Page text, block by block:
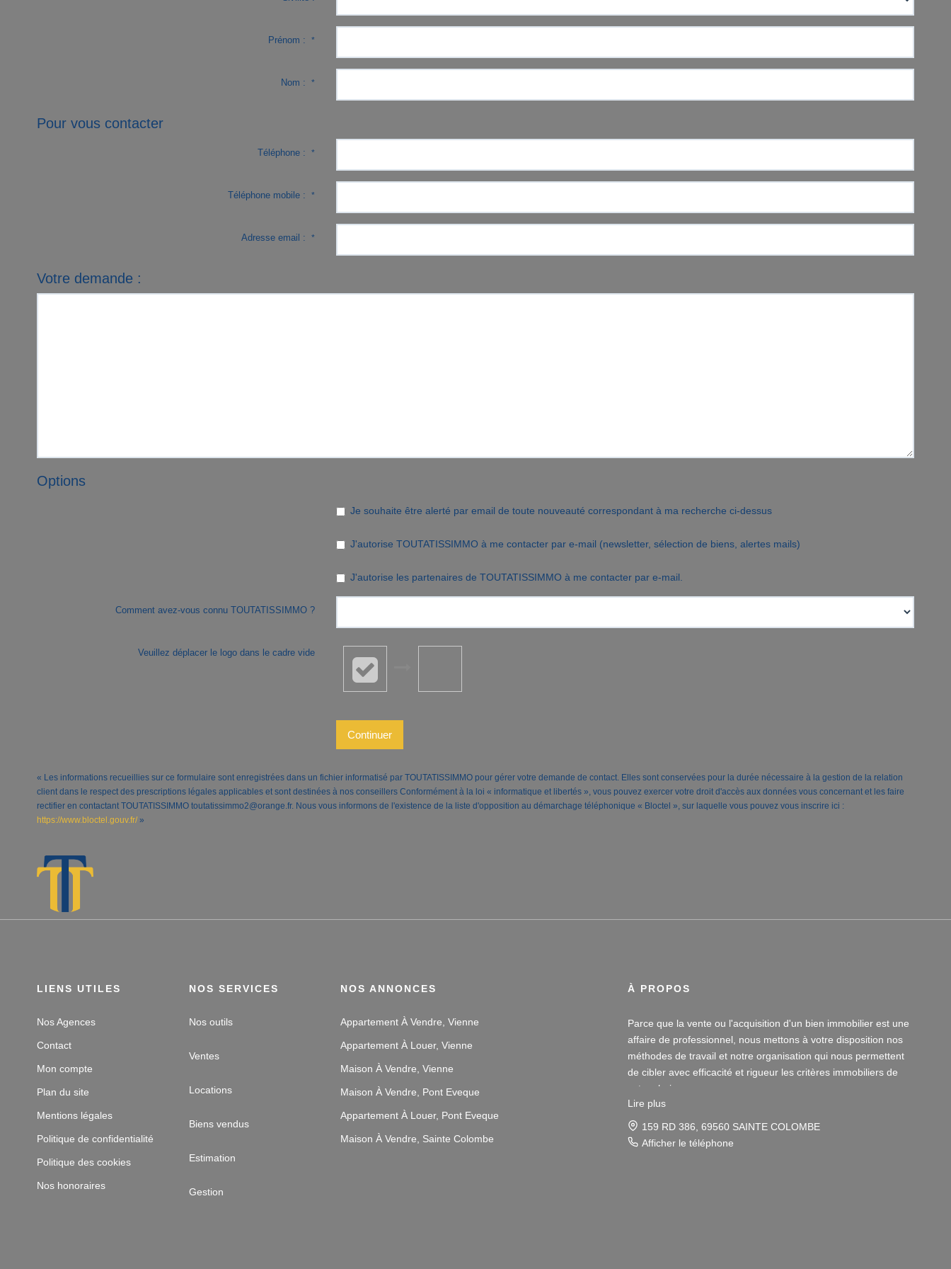
Prénom :*
Nom :*
Pour vous contacter
Téléphone :*
Téléphone mobile :*
Adresse email :*
Votre demande :
Options
Je souhaite être alerté par email de toute nouveauté correspondant à ma recherche ci-dessus
J'autorise TOUTATISSIMMO à me contacter par e-mail (newsletter, sélection de biens, alertes mails)
J'autorise les partenaires de TOUTATISSIMMO à me contacter par e-mail.
Comment avez-vous connu TOUTATISSIMMO ?
Veuillez déplacer le logo dans le cadre vide
Continuer
« Les informations recueillies sur ce formulaire sont enregistrées dans un fichier informatisé par TOUTATISSIMMO pour gérer votre demande de contact. Elles sont conservées pour la durée nécessaire à la gestion de la relation
client dans le respect des prescriptions légales applicables et sont destinées à nos conseillers Conformément à la loi « informatique et libertés », vous pouvez exercer votre droit d'accès aux données vous concernant et les faire
rectifier en contactant TOUTATISSIMMO toutatissimmo2@orange.fr. Nous vous informons de l'existence de la liste d'opposition au démarchage téléphonique « Bloctel », sur laquelle vous pouvez vous inscrire ici :
https://www.bloctel.gouv.fr/ »
LIENS UTILES
Nos Agences
Contact
Mon compte
Plan du site
Mentions légales
Politique de confidentialité
Politique des cookies
Nos honoraires
NOS SERVICES
Nos outils
Ventes
Locations
Biens vendus
Estimation
Gestion
NOS ANNONCES
Appartement À Vendre, Vienne
Appartement À Louer, Vienne
Maison À Vendre, Vienne
Maison À Vendre, Pont Eveque
Appartement À Louer, Pont Eveque
Maison À Vendre, Sainte Colombe
À PROPOS
Parce que la vente ou l'acquisition d'un bien immobilier est une
affaire de professionnel, nous mettons à votre disposition nos
méthodes de travail et notre organisation qui nous permettent
de cibler avec efficacité et rigueur les critères immobiliers de
votre choix.
Notre disponibilité et notre écoute au sein de nos agences
immobilières à Vienne et Sainte Colombe les Vienne, au Sud de
Lire plus
159 RD 386, 69560 SAINTE COLOMBE
Afficher le téléphone